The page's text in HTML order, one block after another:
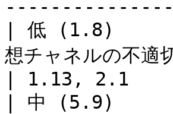
| 低 (1.8)
想チャネルの不適
| 1.13,
| 中 (5.9)